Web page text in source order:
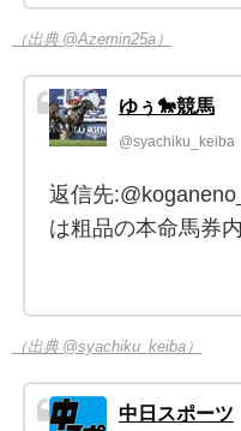
（出典 @Azemin25a）
ゆぅ🐎競馬
@syachiku_keiba
返信先
は粗品の本命馬券
（出典 @syachiku_keiba）
中日スポーツ